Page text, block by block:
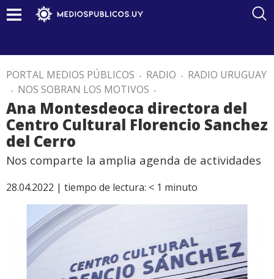
PORTAL MEDIOS PÚBLICOS . RADIO . RADIO URUGUAY
. NOS SOBRAN LOS MOTIVOS .
Ana Montesdeoca directora del
Centro Cultural Florencio Sanchez
del Cerro
Nos comparte la amplia agenda de actividades
28.04.2022 | tiempo de lectura: < 1 minuto